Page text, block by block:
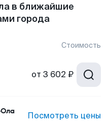
в ближайшие
города
Стоимость
от 3 602 ₽
Посмотреть цены